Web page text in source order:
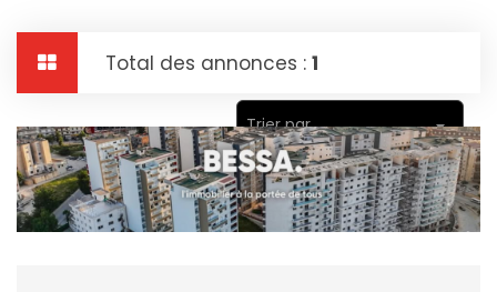
Total des annonces : 1
Trier par